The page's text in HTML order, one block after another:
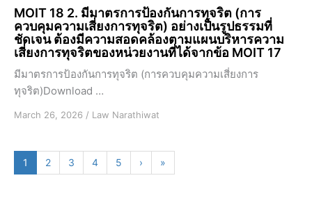
MOIT 18 2. มีมาตรการป้องกันการทุจริต (การ
ควบคุมความเสี่ยงการทุจริต) อย่างเป็นรูปธรรมที่
ชัดเจน ต้องมีความสอดคล้องตามแผนบริหารความ
เสี่ยงการทุจริตของหน่วยงานที่ได้จากข้อ MOIT 17
มีมาตรการป้องกันการทุจริต (การควบคุมความเสี่ยงการ
ทุจริต)Download …
March 26, 2026 / Law Narathiwat
1 2 3 4 5 › »